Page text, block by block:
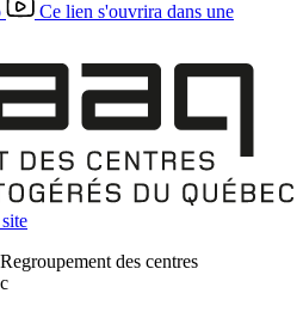
Ce lien s'ouvrira dans une
des centres